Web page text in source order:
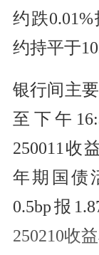
约跌
约持平于
银行间主
至下午
250011收
年期国债
0.5bp报
250210收